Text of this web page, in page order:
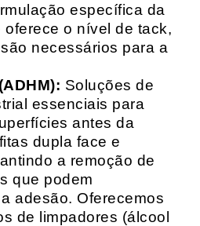
específica da
oferece o nível de tack,
necessários para a
Soluções de
essenciais para
antes da
dupla face e
a remoção de
que podem
adesão. Oferecemos
de limpadores (álcool